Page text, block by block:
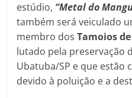
estúdio, “Metal do
também será veiculado
membro dosTamoios
lutado pela preservação
Ubatuba/SP e que estão
devido à poluição e a